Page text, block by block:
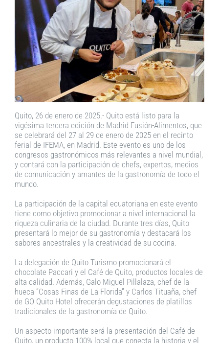
Quito, 26 de enero de 2025.- Quito está listo para la
vigésima tercera edición de Madrid Fusión-Alimentos, que
se celebrará del 27 al 29 de enero de 2025 en el recinto
ferial de IFEMA, en Madrid. Este evento es uno de los
congresos gastronómicos más relevantes a nivel mundial,
y contará con la participación de chefs, expertos, medios
de comunicación y amantes de la gastronomía de todo el
mundo.
La participación de la capital ecuatoriana en este evento
tiene como objetivo promocionar a nivel internacional la
riqueza culinaria de la ciudad. Durante tres días, Quito
presentará lo mejor de su gastronomía y destacará los
sabores ancestrales y la creatividad de su cocina.
La delegación de Quito Turismo promocionará el
chocolate Paccari y el Café de Quito, productos locales de
alta calidad. Además, Galo Miguel Pillalaza, chef de la
hueca “Cosas Finas de La Florida” y Carlos Tituaña, chef
de GO Quito Hotel ofrecerán degustaciones de platillos
tradicionales de la gastronomía de Quito.
Un aspecto importante será la presentación del Café de
Quito, un producto 100% local que conecta la historia y el